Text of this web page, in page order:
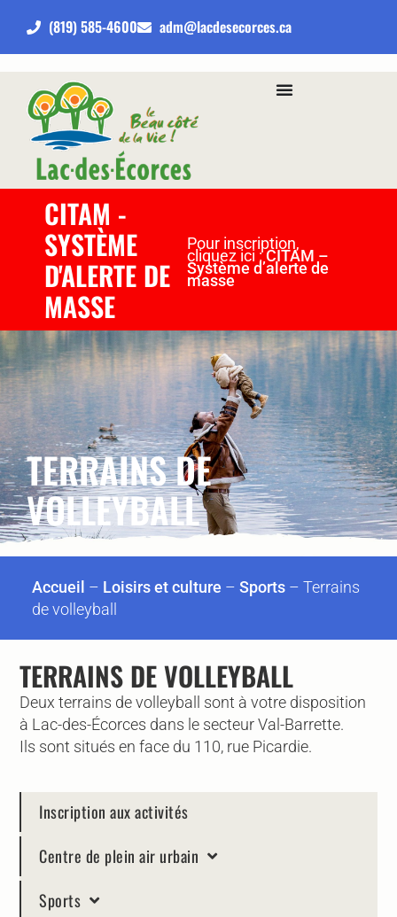
(819) 585-4600 adm@lacdesecorces.ca
CITAM -
SYSTÈME
D'ALERTE DE
MASSE
Pour inscription,
cliquez ici :CITAM –
Système d’alerte de
masse
TERRAINS DE
VOLLEYBALL
Accueil – Loisirs et culture – Sports– Terrains
de volleyball
Inscription aux activités
Centre de plein air urbain
Sports
TERRAINS DE VOLLEYBALL
Deux terrains de volleyball sont à votre disposition
à Lac-des-Écorces dans le secteur Val-Barrette.
Ils sont situés en face du 110, rue Picardie.